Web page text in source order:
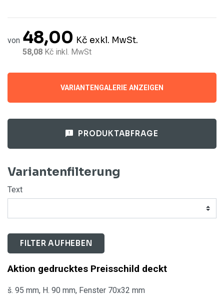
von 48,00 Kč exkl. MwSt.
58,08 Kč inkl. MwSt
PRODUKTABFRAGE
VARIANTENGALERIE ANZEIGEN
Variantenfilterung
Text
FILTER AUFHEBEN
Aktion gedrucktes Preisschild deckt
š. 95 mm, H. 90 mm, Fenster 70x32 mm